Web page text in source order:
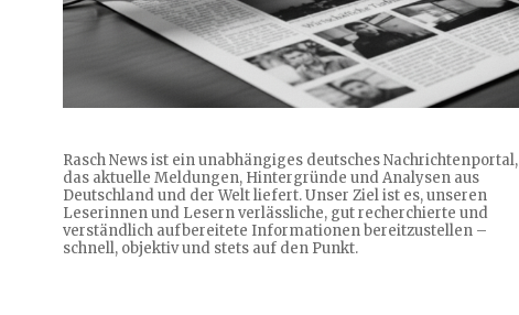
Rasch News ist ein unabhängiges deutsches Nachrichtenportal,
das aktuelle Meldungen, Hintergründe und Analysen aus
Deutschland und der Welt liefert. Unser Ziel ist es, unseren
Leserinnen und Lesern verlässliche, gut recherchierte und
verständlich aufbereitete Informationen bereitzustellen –
schnell, objektiv und stets auf den Punkt.